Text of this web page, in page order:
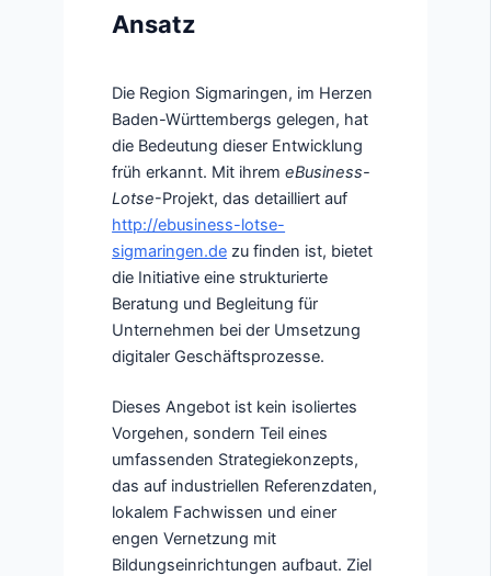
Ansatz
Die Region Sigmaringen, im Herzen
Baden-Württembergs gelegen, hat
die Bedeutung dieser Entwicklung
früh erkannt. Mit ihremeBusiness-
Lotse-Projekt, das detailliert auf
http://ebusiness-lotse-
sigmaringen.de zu finden ist, bietet
die Initiative eine strukturierte
Beratung und Begleitung für
Unternehmen bei der Umsetzung
digitaler Geschäftsprozesse.
Dieses Angebot ist kein isoliertes
Vorgehen, sondern Teil eines
umfassenden Strategiekonzepts,
das auf industriellen Referenzdaten,
lokalem Fachwissen und einer
engen Vernetzung mit
Bildungseinrichtungen aufbaut. Ziel